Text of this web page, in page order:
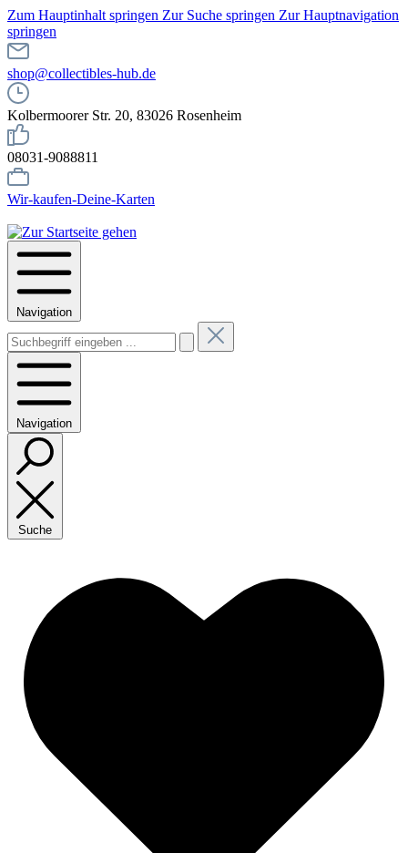
Zum Hauptinhalt springen Zur Suche springen Zur Hauptnavigation
springen
shop@collectibles-hub.de
Kolbermoorer Str. 20, 83026 Rosenheim
08031-9088811
Wir-kaufen-Deine-Karten
Navigation
Navigation
Suche